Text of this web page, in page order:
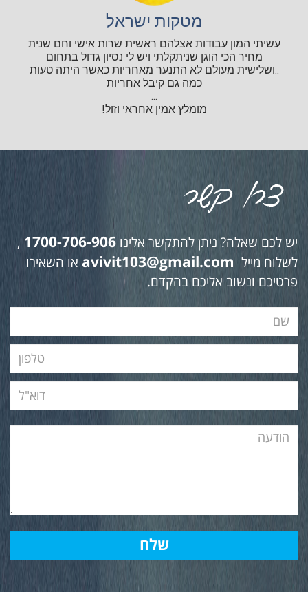
מטקות ישראל
עשיתי המון עבודות אצלהם ראשית שרות אישי וחם שנית
מחיר הכי הוגן שניתקלתי ויש לי נסיון גדול בתחום
..ושלישית מעולם לא התנער מאחריות כאשר היתה טעות
כמה גם קיבל אחריות
...
מומלץ אמין אחראי וזול!
יש לכם שאלה? ניתן להתקשר אלינו 1700-706-906
,
לשלוח מייל avivit103@gmail.com או השאירו
פרטיכם ונשוב אליכם בהקדם.